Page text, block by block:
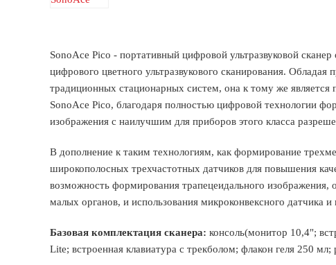
SonoAce Pico - портативный цифровой ультразвуковой
цифрового цветного ультразвукового сканирования.
традиционных стационарных систем, она к тому же
SonoAce Pico, благодаря полностью цифровой технологии
изображения с наилучшим для приборов этого класса
В дополнение к таким технологиям, как формирование
широкополосных трехчастотных датчиков для повышения
возможность формирования трапецеидального изображения,
малых органов, и использования микроконвексного датчика
Базовая комплектация сканера: консоль(монитор 10,4";
Lite; встроенная клавиатура с трекболом; флакон геля 250